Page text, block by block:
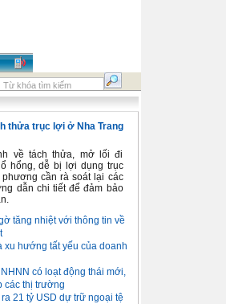
thửa trục lợi ở Nha Trang
về tách thửa, mở lối đi
hổng, dễ bị lợi dụng trục
cần rà soát lại các
dẫn chi tiết để đảm bảo
tăng nhiệt với thông tin về
xu hướng tất yếu của doanh
có loạt động thái mới,
các thị trường
21 tỷ USD dự trữ ngoại tệ